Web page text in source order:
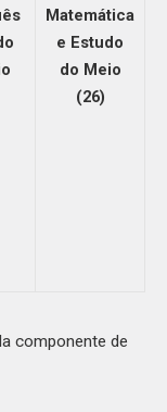
Matemática
e Estudo
do Meio
(26)
componente de